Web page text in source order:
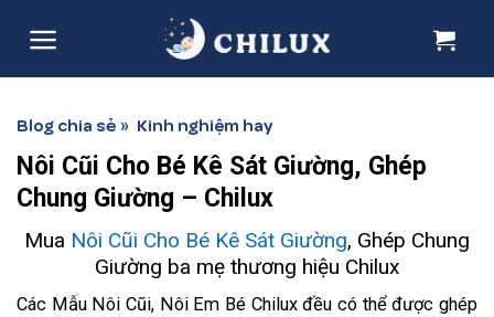
Blog chia sẻ » Kinh nghiệm hay
Nôi Cũi Cho Bé Kê Sát Giường, Ghép
Chung Giường – Chilux
Mua Nôi Cũi Cho Bé Kê Sát Giường, Ghép Chung
Giường ba mẹ thương hiệu Chilux
Các Mẫu Nôi Cũi, Nôi Em Bé Chilux đều có thể được ghép